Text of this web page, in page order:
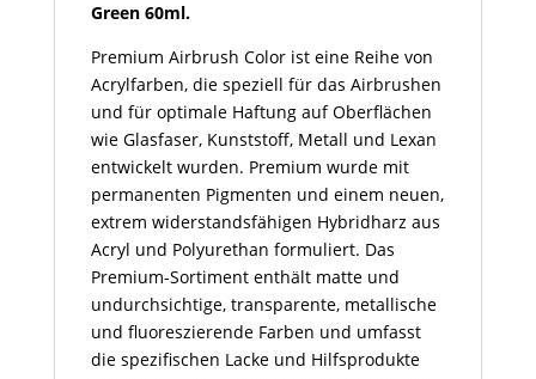
Green 60ml.
Premium Airbrush Color ist eine Reihe von
Acrylfarben, die speziell für das Airbrushen
und für optimale Haftung auf Oberflächen
wie Glasfaser, Kunststoff, Metall und Lexan
entwickelt wurden. Premium wurde mit
permanenten Pigmenten und einem neuen,
extrem widerstandsfähigen Hybridharz aus
Acryl und Polyurethan formuliert. Das
Premium-Sortiment enthält matte und
undurchsichtige, transparente, metallische
und fluoreszierende Farben und umfasst
die spezifischen Lacke und Hilfsprodukte